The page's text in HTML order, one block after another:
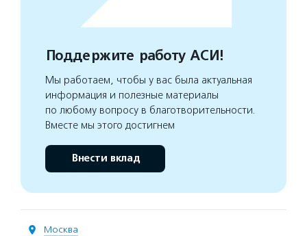
Поддержите работу АСИ!
Мы работаем, чтобы у вас была актуальная
информация и полезные материалы
по любому вопросу в благотворительности.
Вместе мы этого достигнем
Внести вклад
Москва